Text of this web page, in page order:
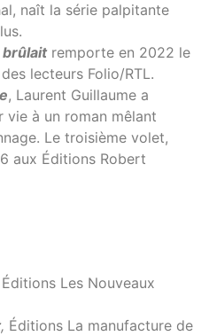
naît la série palpitante
brûlaitremporte en 2022 le
lecteurs Folio/RTL.
, Laurent Guillaume a
vie à un roman mêlant
Le troisième volet,
aux Éditions Robert
Éditions Les Nouveaux
, Éditions La manufacture de